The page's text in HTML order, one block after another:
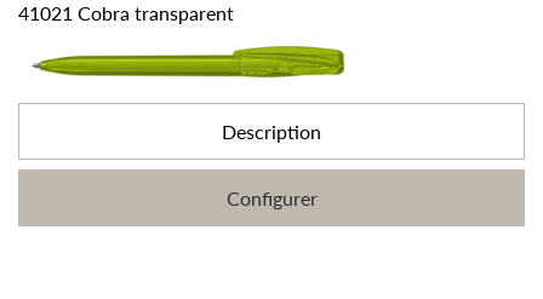
41021 Cobra transparent
Description
Configurer